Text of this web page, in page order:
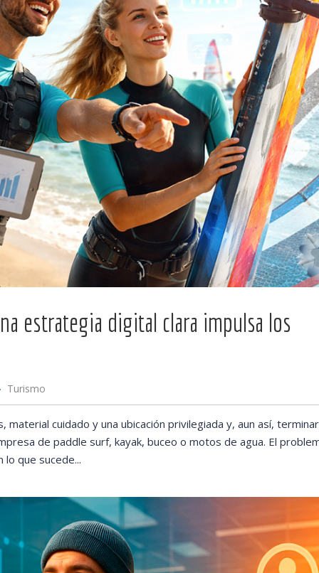
estrategia digital clara impulsa los
Turismo
cuidado y una ubicación privilegiada y, aun así,
de paddle surf, kayak, buceo o motos de agua. El
lo que sucede...